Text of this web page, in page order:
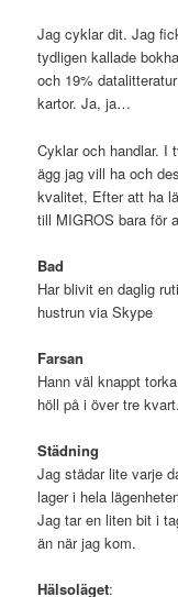
Jag cyklar dit. Jag
tydligen kallade
och 19%
kartor. Ja, ja…
Cyklar och handlar. I
ägg jag vill ha och
kvalitet, Efter att ha
till MIGROS bara för
Bad
Har blivit en daglig
hustrun via Skype
Farsan
Hann väl knappt
höll på i över tre kvart.
Städning
Jag städar lite varje
lager i hela
Jag tar en liten bit i
än när jag kom.
Hälsoläget: